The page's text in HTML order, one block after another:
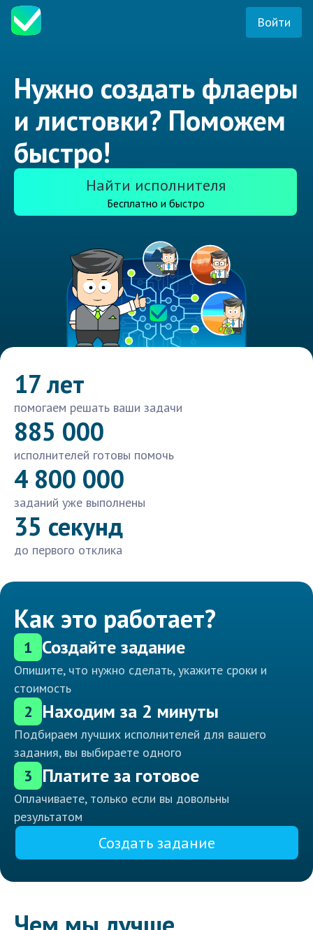
Войти
Нужно создать флаеры
и листовки? Поможем
быстро!
Найти исполнителя
Бесплатно и быстро
17 лет
помогаем решать ваши задачи
885 000
исполнителей готовы помочь
4 800 000
заданий уже выполнены
35 секунд
до первого отклика
Как это работает?
1 Создайте задание
Опишите, что нужно сделать, укажите сроки и
стоимость
2 Находим за 2 минуты
Подбираем лучших исполнителей для вашего
задания, вы выбираете одного
3 Платите за готовое
Оплачиваете, только если вы довольны
результатом
Создать задание